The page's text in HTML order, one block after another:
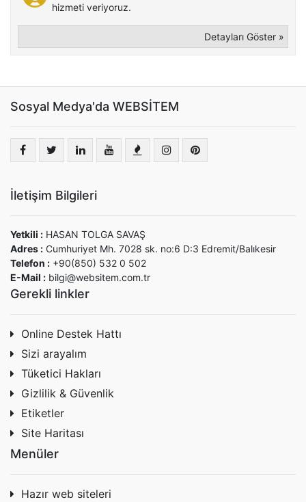
hizmeti veriyoruz.
Detayları Göster »
Sosyal Medya'da WEBSİTEM
İletişim Bilgileri
Yetkili : HASAN TOLGA SAVAŞ
Adres : Cumhuriyet Mh. 7028 sk. no:6 D:3 Edremit/Balıkesir
Telefon : +90(850) 532 0 502
E-Mail : bilgi@websitem.com.tr
Gerekli linkler
Online Destek Hattı
Sizi arayalım
Tüketici Hakları
Gizlilik & Güvenlik
Etiketler
Site Haritası
Menüler
Hazır web siteleri